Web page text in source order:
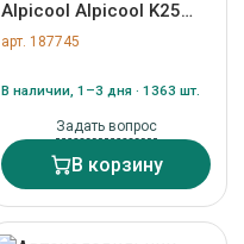
Alpicool Alpicool K25
(12/24) арт. ZN-187745
арт. 187745
В наличии, 1–3 дня · 1363 шт.
Задать вопрос
В корзину